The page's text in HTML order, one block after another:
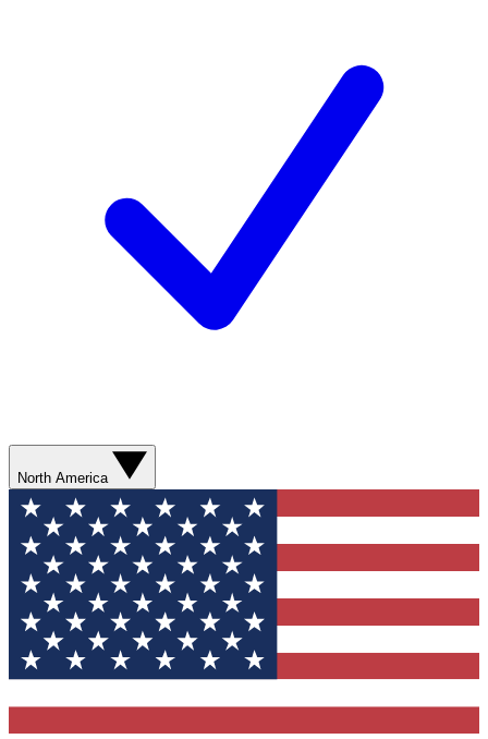
North America